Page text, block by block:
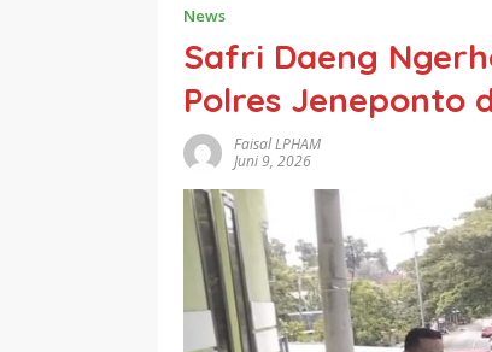
News
Safri Daeng
Polres Jeneponto
Faisal LPHAM
Juni 9, 2026